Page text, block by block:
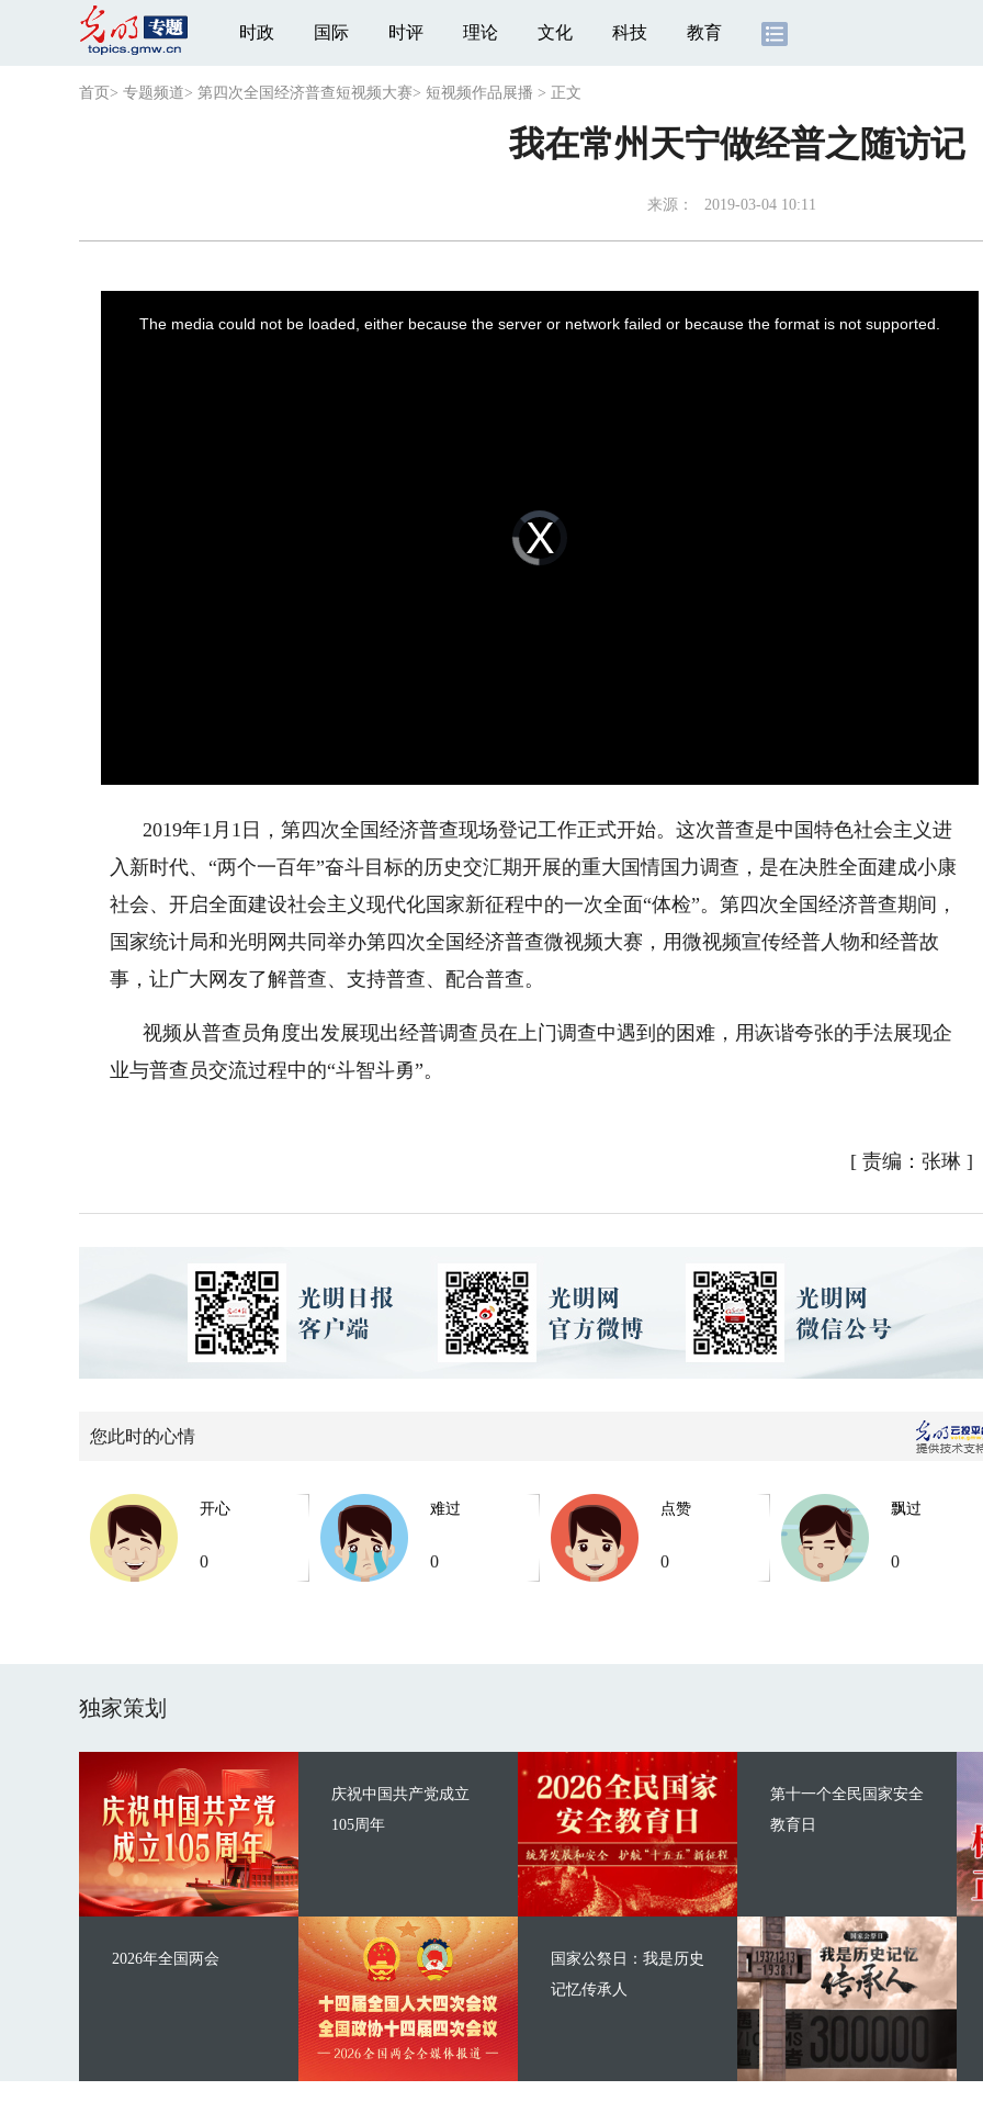
时政 国际 时评 理论 文化 科技 教育
首页 > 专题频道> 第四次全国经济普查短视频大赛> 短视频作品展播 > 正文
我在常州天宁做经普之随访记
来源： 2019-03-04 10:11
Video
Player
is
loading.
The media could not be loaded, either because the server or network failed or because the format is not supported.
2019年1月1日，第四次全国经济普查现场登记工作正式开始。这次普查是中国特色社会主义进
入新时代、“两个一百年”奋斗目标的历史交汇期开展的重大国情国力调查，是在决胜全面建成小康
社会、开启全面建设社会主义现代化国家新征程中的一次全面“体检”。第四次全国经济普查期间，
国家统计局和光明网共同举办第四次全国经济普查微视频大赛，用微视频宣传经普人物和经普故
事，让广大网友了解普查、支持普查、配合普查。
视频从普查员角度出发展现出经普调查员在上门调查中遇到的困难，用诙谐夸张的手法展现企
业与普查员交流过程中的“斗智斗勇”。
[ 责编：张琳]
您此时的心情
开心
0
难过
0
点赞
0
飘过
0
独家策划
庆祝中国共产党成立
105周年
2026年全国两会
第十一个全民国家安全
教育日
国家公祭日：我是历史
记忆传承人